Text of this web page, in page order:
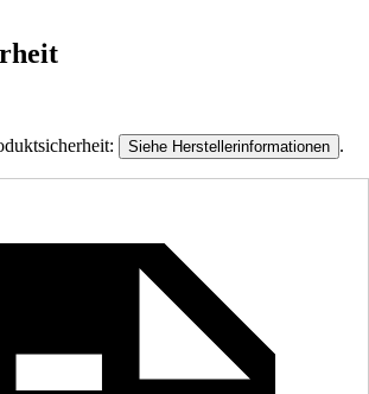
Siehe Herstellerinformationen .